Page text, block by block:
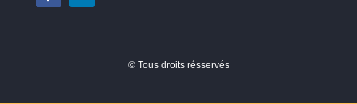
© Tous droits résservés